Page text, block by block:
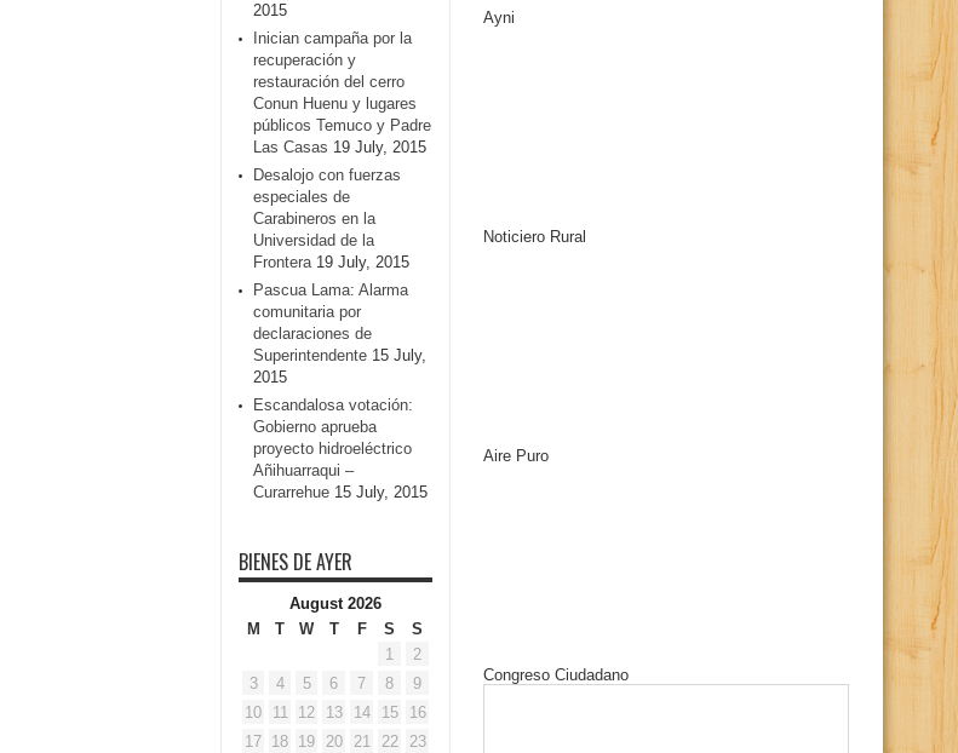
2015
Inician campaña por la
recuperación y
restauración del cerro
Conun Huenu y lugares
públicos Temuco y Padre
Las Casas 19 July, 2015
Desalojo con fuerzas
especiales de
Carabineros en la
Universidad de la
Frontera 19 July, 2015
Pascua Lama: Alarma
comunitaria por
declaraciones de
Superintendente 15 July,
2015
Escandalosa votación:
Gobierno aprueba
proyecto hidroeléctrico
Añihuarraqui –
Curarrehue 15 July, 2015
BIENES DE AYER
August 2026
M
T W T F S
S
1
2
3
4 5 6 7 8
9
10
11 12 13 14 15
16
17 18 19 20 21 22
23
Ayni
Noticiero Rural
Aire Puro
Congreso Ciudadano